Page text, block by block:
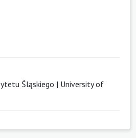
Śląskiego | University of